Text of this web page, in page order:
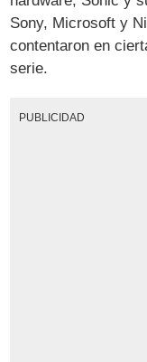
Sony, Microsoft y
contentaron en
serie.
PUBLICIDAD